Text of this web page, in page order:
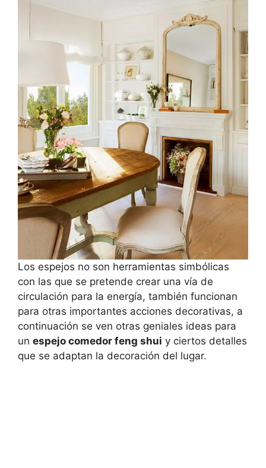
Los espejos no son herramientas simbólicas
con las que se pretende crear una vía de
circulación para la energía, también funcionan
para otras importantes acciones decorativas, a
continuación se ven otras geniales ideas para
un espejo comedor feng shui y ciertos detalles
que se adaptan la decoración del lugar.